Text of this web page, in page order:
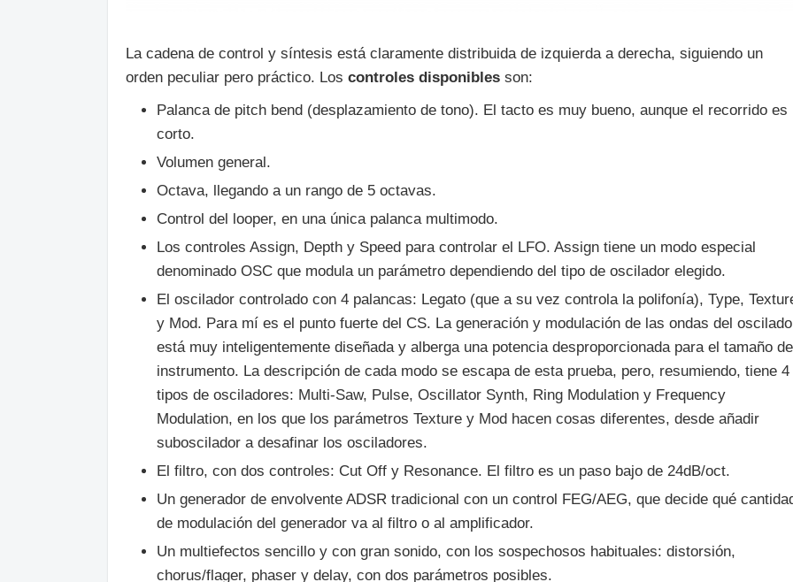
La cadena de control y síntesis está claramente distribuida de izquierda a derecha, siguiendo un
orden peculiar pero práctico. Los controles disponibles son:
Palanca de pitch bend (desplazamiento de tono). El tacto es muy bueno, aunque el recorrido es
corto.
Volumen general.
Octava, llegando a un rango de 5 octavas.
Control del looper, en una única palanca multimodo.
Los controles Assign, Depth y Speed para controlar el LFO. Assign tiene un modo especial
denominado OSC que modula un parámetro dependiendo del tipo de oscilador elegido.
El oscilador controlado con 4 palancas: Legato (que a su vez controla la polifonía), Type,
y Mod. Para mí es el punto fuerte del CS. La generación y modulación de las ondas del
está muy inteligentemente diseñada y alberga una potencia desproporcionada para el tamaño
instrumento. La descripción de cada modo se escapa de esta prueba, pero, resumiendo, tiene 4
tipos de osciladores: Multi-Saw, Pulse, Oscillator Synth, Ring Modulation y Frequency
Modulation, en los que los parámetros Texture y Mod hacen cosas diferentes, desde añadir
suboscilador a desafinar los osciladores.
El filtro, con dos controles: Cut Off y Resonance. El filtro es un paso bajo de 24dB/oct.
Un generador de envolvente ADSR tradicional con un control FEG/AEG, que decide qué
de modulación del generador va al filtro o al amplificador.
Un multiefectos sencillo y con gran sonido, con los sospechosos habituales: distorsión,
chorus/flager, phaser y delay, con dos parámetros posibles.